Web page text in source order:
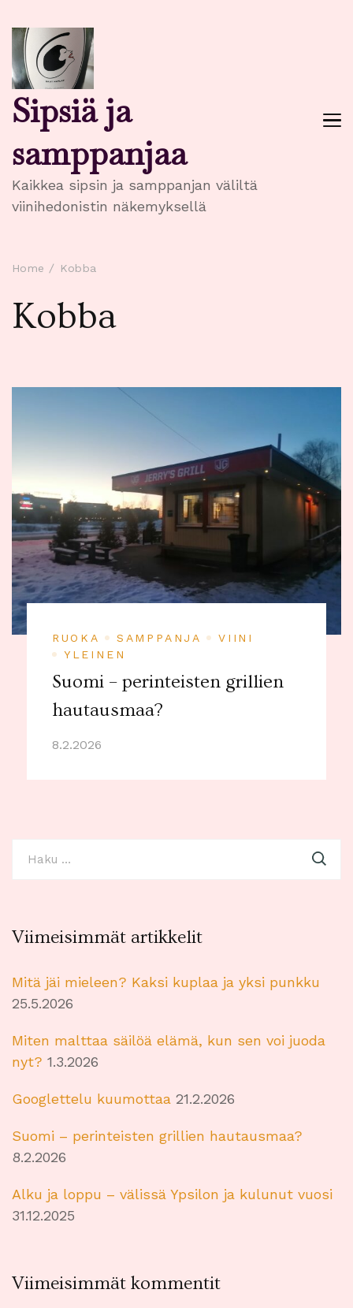
Sipsiä ja
samppanjaa
Kaikkea sipsin ja samppanjan väliltä
viinihedonistin näkemyksellä
Home Kobba
Kobba
RUOKA SAMPPANJA
VIINI
YLEINEN
Suomi – perinteisten grillien
hautausmaa?
8.2.2026
Viimeisimmät artikkelit
Mitä jäi mieleen? Kaksi kuplaa ja yksi punkku
25.5.2026
Miten malttaa säilöä elämä, kun sen voi juoda
nyt? 1.3.2026
Googlettelu kuumottaa 21.2.2026
Suomi – perinteisten grillien hautausmaa?
8.2.2026
Alku ja loppu – välissä Ypsilon ja kulunut vuosi
31.12.2025
Viimeisimmät kommentit